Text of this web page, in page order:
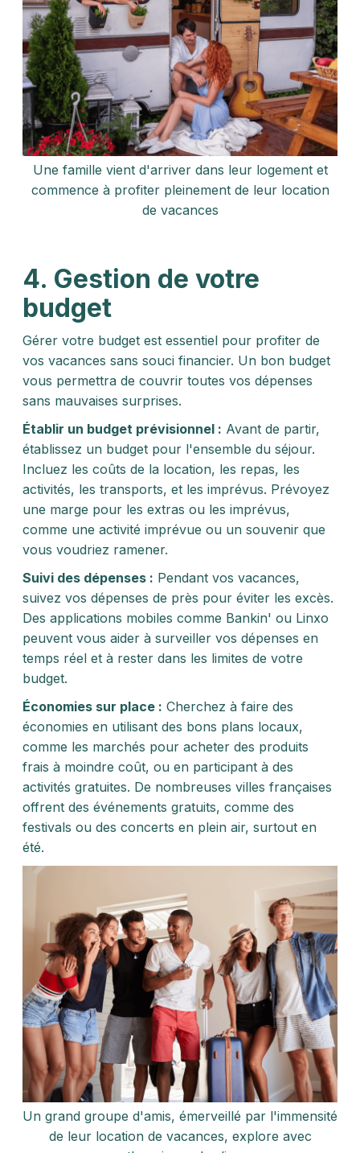
Une famille vient d'arriver dans leur logement et
commence à profiter pleinement de leur location
de vacances
4. Gestion de votre
budget
Gérer votre budget est essentiel pour profiter de
vos vacances sans souci financier. Un bon budget
vous permettra de couvrir toutes vos dépenses
sans mauvaises surprises.
Établir un budget prévisionnel : Avant de partir,
établissez un budget pour l'ensemble du séjour.
Incluez les coûts de la location, les repas, les
activités, les transports, et les imprévus. Prévoyez
une marge pour les extras ou les imprévus,
comme une activité imprévue ou un souvenir que
vous voudriez ramener.
Suivi des dépenses : Pendant vos vacances,
suivez vos dépenses de près pour éviter les excès.
Des applications mobiles comme Bankin' ou Linxo
peuvent vous aider à surveiller vos dépenses en
temps réel et à rester dans les limites de votre
budget.
Économies sur place : Cherchez à faire des
économies en utilisant des bons plans locaux,
comme les marchés pour acheter des produits
frais à moindre coût, ou en participant à des
activités gratuites. De nombreuses villes françaises
offrent des événements gratuits, comme des
festivals ou des concerts en plein air, surtout en
été.
Un grand groupe d'amis, émerveillé par l'immensité
de leur location de vacances, explore avec